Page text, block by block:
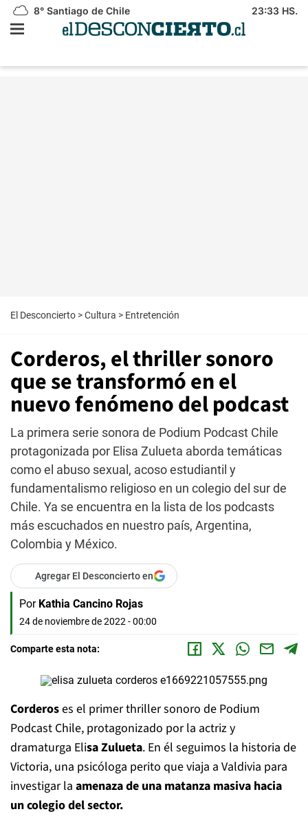
8° Santiago de Chile 23:33 HS.
El Desconcierto >Cultura > Entretención
Corderos, el thriller sonoro
que se transformó en el
nuevo fenómeno del podcast
La primera serie sonora de Podium Podcast Chile
protagonizada por Elisa Zulueta aborda temáticas
como el abuso sexual, acoso estudiantil y
fundamentalismo religioso en un colegio del sur de
Chile. Ya se encuentra en la lista de los podcasts
más escuchados en nuestro país, Argentina,
Colombia y México.
Agregar El Desconcierto en
Por Kathia Cancino Rojas
24 de noviembre de 2022 - 00:00
Comparte esta nota:
Corderoses el primer thriller sonoro de Podium
Podcast Chile, protagonizado por la actriz y
dramaturga Elisa Zulueta. En él seguimos la historia de
Victoria, una psicóloga perito que viaja a Valdivia para
investigar la amenaza de una matanza masiva hacia
un colegio del sector.